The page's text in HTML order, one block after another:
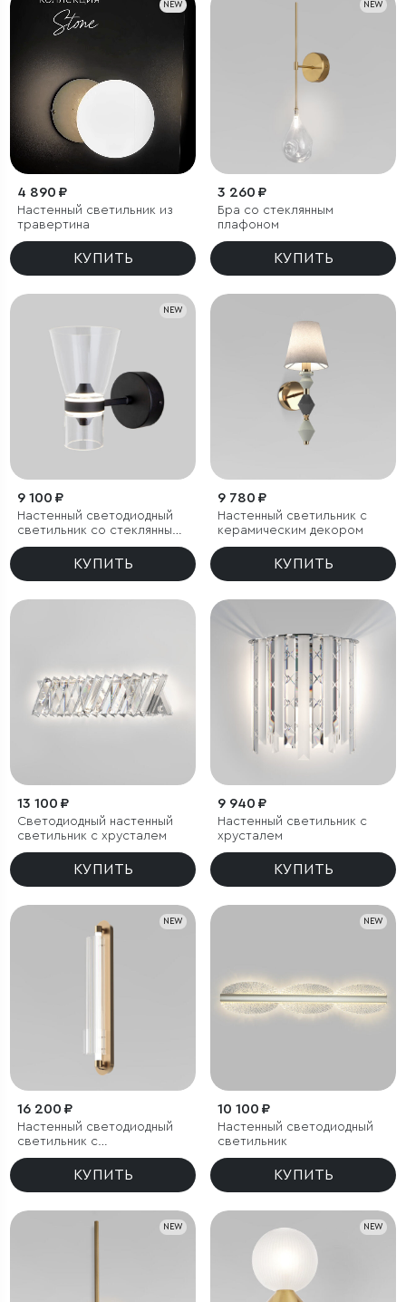
NEW
4 890 ₽
Настенный светильник из
травертина
КУПИТЬ
NEW
3 260 ₽
Бра со стеклянным
плафоном
КУПИТЬ
NEW
9 100 ₽
Настенный светодиодный
светильник со стеклянным
плафоном
КУПИТЬ
9 780 ₽
Настенный светильник с
керамическим декором
КУПИТЬ
13 100 ₽
Светодиодный настенный
светильник с хрусталем
КУПИТЬ
9 940 ₽
Настенный светильник с
хрусталем
КУПИТЬ
NEW
16 200 ₽
Настенный светодиодный
светильник с
регулировкой цветовой
температурыКУПИТЬ
NEW
10 100 ₽
Настенный светодиодный
светильник
КУПИТЬ
NEW NEW